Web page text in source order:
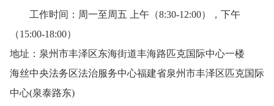
工作时间：周一至周五 上午（8:30-12:00），下午
（15:00-18:00）
地址：泉州市丰泽区东海街道丰海路匹克国际中心一楼
海丝中央法务区法治服务中心福建省泉州市丰泽区匹克国际
中心(泉泰路东)